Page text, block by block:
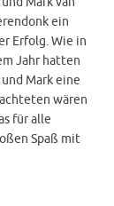
ein
Erfolg. Wie in
Jahr hatten
Mark eine
wären
für alle
Spaß mit